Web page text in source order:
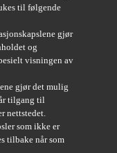
til følgende
gjør
og
visningen av
gjør det mulig
tilgang til
nettstedet.
som ikke er
tilbake når som